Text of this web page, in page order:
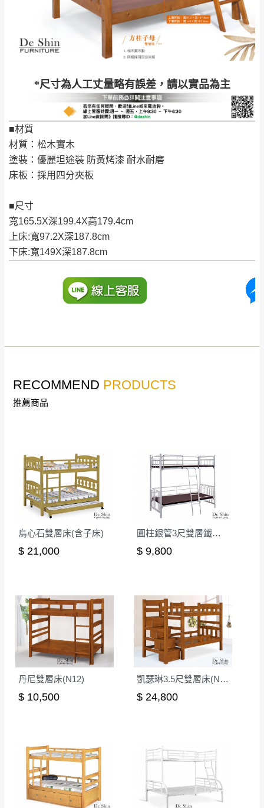
*尺寸為人工丈量略有誤差，請以實品為主
■材質
材質：松木實木
塗裝：優麗坦途裝 防黃烤漆 耐水耐磨
床板：採用四分夾板
■尺寸
寬165.5X深199.4X高179.4cm
上床:寬97.2X深187.8cm
下床:寬149X深187.8cm
配送天數：5~14天
到貨時間：指定送貨日當天以電話聯絡確認
台北市、新北市地區固定每周(三)、(日)兩天收送貨
暫無配送地區
雄、屏東、宜蘭、 花蓮、台東、金門、馬祖、澎湖地區
（可於LINE線上詢問 →
加收說明
法順利配送，本公司除了盡最大努力完成配送外，視
狀況保有出貨的權利。
因大型傢俱有組裝、配送的問題，並非一般快速到貨
商品，無法指定特定時間送達，司機當天到貨前皆會
再與您通知，讓您不用整天在家等貨，以免浪費你的
寶貴時間。
事，而危及運送人員輸送之安全，本司得視狀況延後
或停止運送服務。
遇百貨周年慶期間，恕暫停百貨公司相關運送 》
無回收家具服務，若需回收家俱可聯絡當地請清潔隊
回收,免付費清運專線：0800-085-717
完成出貨15個工作天另行寄出，另外約加上2~7個
工作天內送達，如遇國定假日將順延寄送。
退換貨說明：
公司客服人員，我們將為您更換新品，運費
皆由本站負責，所有退回及換貨之商品必須
是全新狀態且完整包裝，床墊、床包、枕頭
包裝、廠商紙及所有附隨文件或資料之完整
性)，若未依照上述方式處理，恕無法接受退
貨。
際商品的顏色、質感稍有不同，如因此而需
退換貨， 需自付來回運費及人資成本
訂購前詳加確認。(包含商品尺寸是否合適)。
丈量，難免會有些許誤差值(約正負0.5CM)
詳細尺寸以實品為主。
辦理退換貨。
環境不同。若屬人為因素導致商品損壞、零
件短缺，則維修、搬運費用，需由消費者自
行吸收(另事先與消費者報價，消費者同意將
會進行維修)。
到貨7日內為鑑賞期(注意:鑑賞期非試用期)，
若非商品品質瑕疵問題於鑑賞期內退貨之情
有商品一年保固之服務。
▪️訂單成立時請儘速於三日內完成付款，交易恕不
殺價，商品均已最低價格售出，且在特定時日會給
予折扣，請密切注意。
▪️三日內若未接獲您的匯款或轉帳通知，商品將不
予保留(訂單自動取消)。
▪️無回收家具服務，若需回收家具可聯絡當地請清
RECOMMEND PRODUCTS
推薦商品
烏心石雙層床(含子床)
$ 21,000
圓柱銀管3尺雙層鐵床(T1-10)
$ 9,800
丹尼雙層床(N12)
$ 10,500
凱瑟琳3.5尺雙層床(N02)
$ 24,800